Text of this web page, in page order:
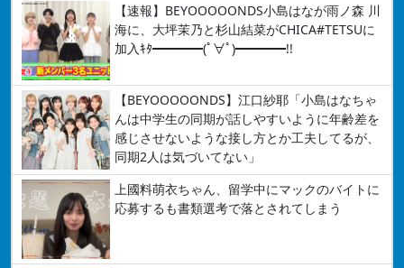
【速報】BEYOOOOONDS小島はなが雨ノ森 川
海に、大坪茉乃と杉山結菜がCHICA#TETSUに
加入ｷﾀ━━━━(ﾟ∀ﾟ)━━━━!!
【BEYOOOOONDS】江口紗耶「小島はなちゃ
んは中学生の同期が話しやすいように年齢差を
感じさせないような接し方とか工夫してるが、
同期2人は気づいてない」
上國料萌衣ちゃん、留学中にマックのバイトに
応募するも書類選考で落とされてしまう